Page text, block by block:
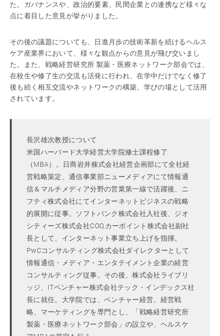
た。ガバナンスや、政治的要素、民間企業との連携など様々な
点に着目した意見が挙がりました。
その後の議題についても、日進月歩の技術革新を続けるヘルス
ケア産業界において、様々な観点からの意見が飛び交いまし
た。また、戦略経営研究所 製薬・医療ネットワーク部会では、
在校生や修了生の交流も活発に行われ、在学中だけでなく修了
後も続く相互交流やネットワークの構築、学びの場として活用
されています。
長沢雄次教授について
米国ハーバード大学経営大学院修士課程修了
（MBA）。日商岩井株式会社経営企画部にて全社経
営戦略策定、通信事業部ニューメディアにて情報通
信＆マルチメディア分野の営業第一線で活躍後、ニ
フティ株式会社にてインターネットビジネスの戦略
的展開に従事。ソフトバンク株式会社入社後、ジオ
シティーズ株式会社COO,カーポイント株式会社副社
長として、インターネット事業立ち上げを指揮。
PwCコンサルティング株式会社ダイレクターとして
情報通信・メディア・エンタテイメント企業の経営
コンサルティング従事。その後、株式会社ライブリ
ッジ、ITベンチャー株式会社テック・インデックス社
長に就任。大学院では、ベンチャー経営、経営戦
略、マーケティングを専門とし、「戦略経営研究所
製薬・医療ネットワーク部会」の設立や、ヘルスケ